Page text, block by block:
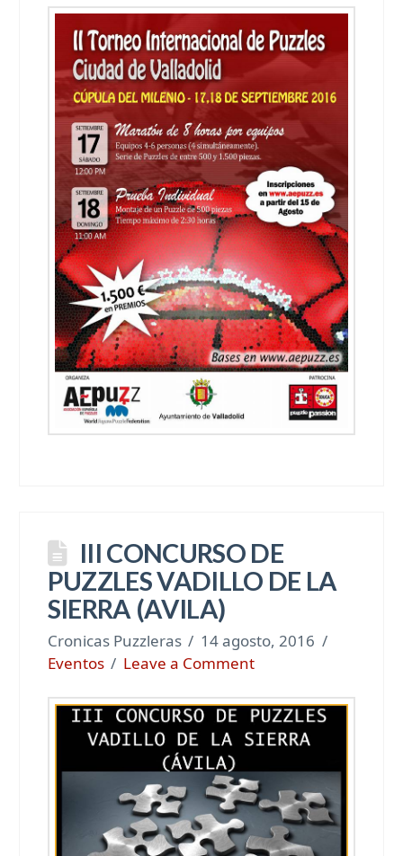
III CONCURSO DE
PUZZLES VADILLO DE LA
SIERRA (AVILA)
Cronicas Puzzleras
14 agosto, 2016
Eventos
Leave a Comment